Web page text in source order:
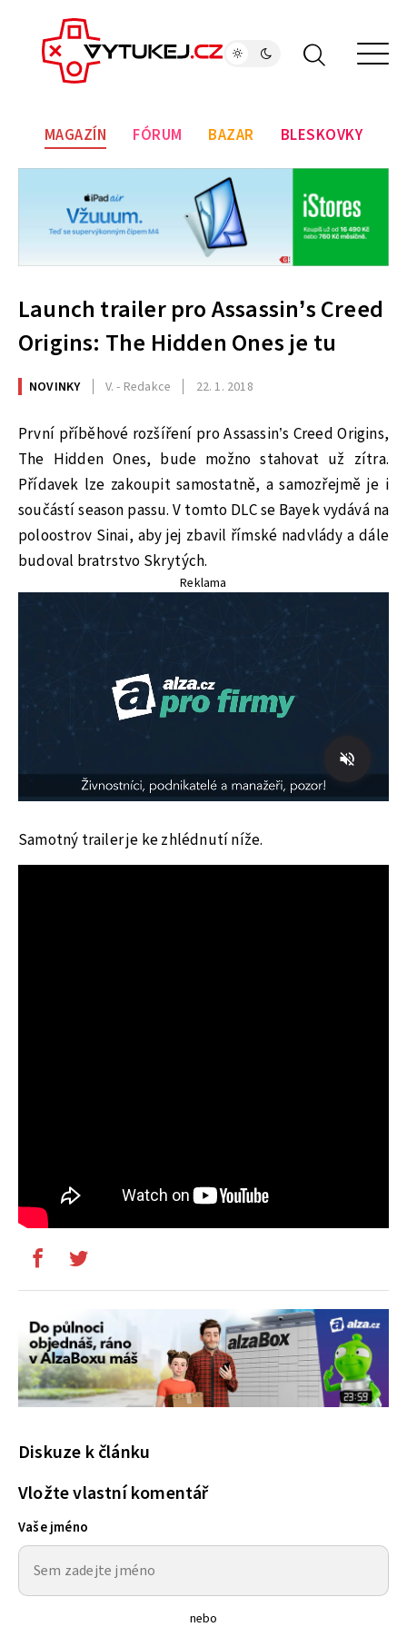
MAGAZÍN FÓRUM BAZAR BLESKOVKY
Launch trailer pro Assassin’s Creed
Origins: The Hidden Ones je tu
NOVINKY V. - Redakce 22. 1. 2018
První příběhové rozšíření pro Assassin’s Creed Origins,
The Hidden Ones, bude možno stahovat už zítra.
Přídavek lze zakoupit samostatně, a samozřejmě je i
součástí season passu. V tomto DLC se Bayek vydává na
poloostrov Sinai, aby jej zbavil římské nadvlády a dále
budoval bratrstvo Skrytých.
Reklama
Samotný trailer je ke zhlédnutí níže.
Diskuze k článku
Vložte vlastní komentář
Vaše jméno
nebo